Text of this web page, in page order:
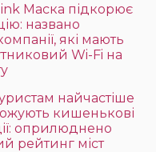
Маска підкорює
названо
які мають
Wi-Fi на
найчастіше
кишенькові
оприлюднено
рейтинг міст